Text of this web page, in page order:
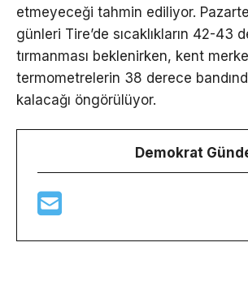
etmeyeceği tahmin ediliyor.
günleri Tire’de sıcaklıkların 42-43
tırmanması beklenirken, kent
termometrelerin 38 derece
kalacağı öngörülüyor.
Demokrat